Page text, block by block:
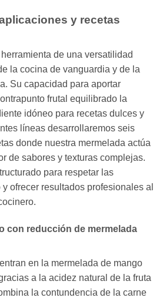
y recetas
de una versatilidad
la cocina de vanguardia y de la
Su capacidad para aportar
frutal equilibrado la
idóneo para recetas dulces y
líneas desarrollaremos seis
donde nuestra mermelada actúa
de sabores y texturas complejas.
para respetar las
ofrecer resultados profesionales al
con reducción de mermelada
en la mermelada de mango
a la acidez natural de la fruta
la contundencia de la carne